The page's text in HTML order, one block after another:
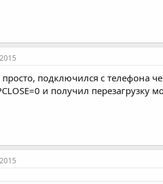
просто, подключился с телефона
и получил перезагрузку